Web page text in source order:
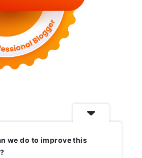
we do to improve this